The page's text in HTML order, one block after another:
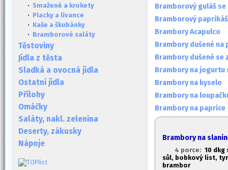
· Smažené a krokety
· Placky a lívance
· Kaše a škubánky
· Bramborové saláty
Těstoviny
Jídla z těsta
Sladká a ovocná jídla
Ostatní jídla
Přílohy
Omáčky
Saláty, nakl. zelenina
Deserty, zákusky
Nápoje
Bramborový guláš
Bramborový paprikáš
Brambory Acapulco
Brambory dušené na
Brambory dušené se
Brambory na jogurtu
Brambory na kyselo
Brambory na
Brambory na paprice
Brambory na
4 porce: 10 dkg
sůl, bobkový list,
brambor